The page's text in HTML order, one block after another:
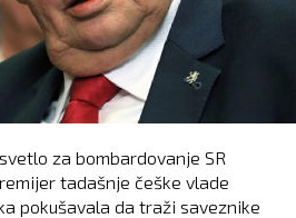
za bombardovanje SR
tadašnje češke vlade
pokušavala da traži saveznike